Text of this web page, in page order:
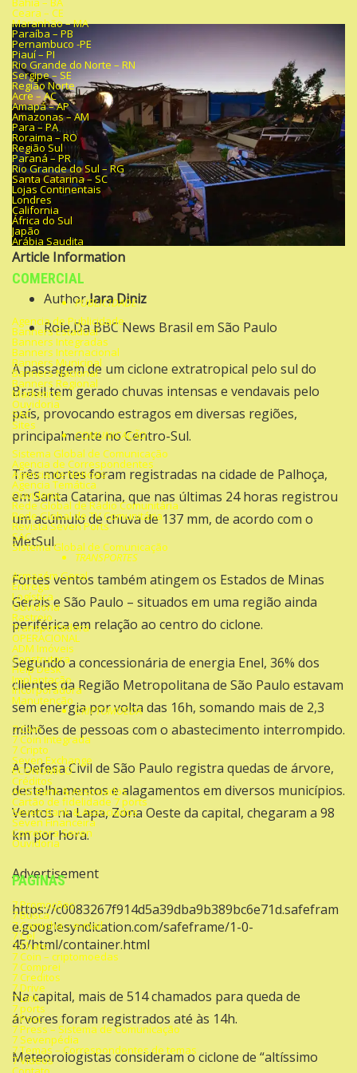
Article Information
Author,Iara Diniz
Role,Da BBC News Brasil em São Paulo
Apassagem de um ciclone extratropical pelo sul do
Brasiltem gerado chuvas intensas e vendavais pelo
país, provocando estragos em diversas regiões,
principalmente no Centro-Sul.
Três mortes foram registradas na cidade de Palhoça,
em Santa Catarina, que nas últimas 24 horas registrou
um acúmulo de chuva de 137 mm, de acordo com o
MetSul.
Fortes ventos também atingem os Estados de Minas
Gerais e São Paulo – situados em uma região ainda
periférica em relação ao centro do ciclone.
Segundo a concessionária de energia Enel, 36% dos
clientes da Região Metropolitana de São Paulo estavam
sem energia por volta das 16h, somando mais de 2,3
milhões de pessoas com o abastecimento interrompido.
A Defesa Civil de São Paulo registra quedas de árvore,
destelhamentos e alagamentos em diversos municípios.
Ventos na Lapa, Zona Oeste da capital, chegaram a 98
km por hora.
Advertisement
https://c0083267f914d5a39dba9b389bc6e71d.safefram
e.googlesyndication.com/safeframe/1-0-
45/html/container.html
Na capital, mais de 514 chamados para queda de
árvores foram registrados até às 14h.
Meteorologistasconsideram o ciclone de “altíssimo
Ceara – CE
Maranhão – MA
Paraíba – PB
Pernambuco -PE
Piauí – PI
Rio Grande do Norte – RN
Sergipe – SE
Região Norte
Acre – AC
Amapá – AP
Amazonas – AM
Para – PA
Roraima – RO
Região Sul
Paraná – PR
Rio Grande do Sul – RG
Santa Catarina – SC
Lojas Continentais
Londres
California
África do Sul
Japão
Arábia Saudita
COMERCIAL
PUBLICIDADE
Agencia de Publicidade
Banners Estadual
Banners Integradas
Banners Internacional
Banners Municipal
Banners Nacional
Banners Regional
Marketing
Ouvidoria
SAC
Sites
COMUNICAÇÃO
Sistema Global de Comunicação
Agencia de Correspondentes
Agencia de Noticias
Agencia Temática
Ouvidoria
Rede Global de Rádio Comunitária
Rede Global de TV Comunitária
Revista Seven Ports
SAC
Sistema Global de Comunicação
TRANSPORTES
Armazém Geral
Entrega
Logística
Ouvidoria
Rastreio
Transportadora
OPERACIONAL
ADM Imóveis
Construtora
Help Desk
Implantação
Incorporadora
Manutenção
CRIPTOMOEDA
7 Coin
7 Coin Integrada
7 Cripto
Seven Exchange
ECONOMICO
Créditos
ACG Bank & Associados
Cartão de fidelidade 7 ports
Seven Bank & Associados
Seven Financeira
Corretora Seven
Ouvidoria
PAGINAS
7 Promoções
7 Busca
7 Caminha – e-mail
7 Cel
7 Chats
7 Coin – criptomoedas
7 Comprei
7 Creditos
7 Drive
7 Link
7 ports
7 Post
7 Press – Sistema de Comunicação
7 Sevenpédia
7 Temas – Correspondentes de temas
7 Videos